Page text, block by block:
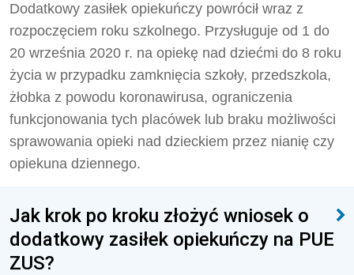
Dodatkowy zasiłek opiekuńczy powrócił wraz z
rozpoczęciem roku szkolnego. Przysługuje od 1 do
20 września 2020 r. na opiekę nad dziećmi do 8 roku
życia w przypadku zamknięcia szkoły, przedszkola,
żłobka z powodu koronawirusa, ograniczenia
funkcjonowania tych placówek lub braku możliwości
sprawowania opieki nad dzieckiem przez nianię czy
opiekuna dziennego.
Jak krok po kroku złożyć wniosek o
dodatkowy zasiłek opiekuńczy na PUE
ZUS?